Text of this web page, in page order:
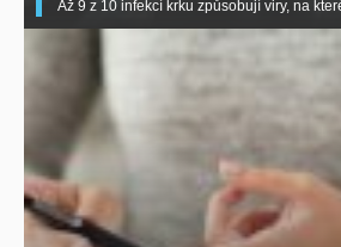
Až 9 z 10 infekcí krku způsobují viry, na